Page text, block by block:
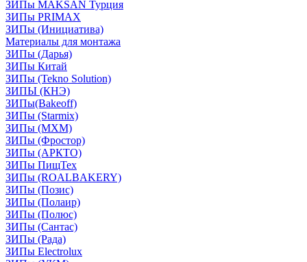
ЗИПы MAKSAN Турция
ЗИПы PRIMAX
ЗИПы (Инициатива)
Материалы для монтажа
ЗИПы (Дарья)
ЗИПы Китай
ЗИПы (Tekno Solution)
ЗИПЫ (КНЭ)
ЗИПы(Bakeoff)
ЗИПы (Starmix)
ЗИПы (МХМ)
ЗИПы (Фростор)
ЗИПы (АРКТО)
ЗИПы ПищТех
ЗИПы (ROALBAKERY)
ЗИПы (Позис)
ЗИПы (Полаир)
ЗИПы (Полюс)
ЗИПы (Сантас)
ЗИПы (Рада)
ЗИПы Electrolux